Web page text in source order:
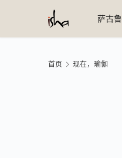
萨古鲁
首页 现在，瑜伽